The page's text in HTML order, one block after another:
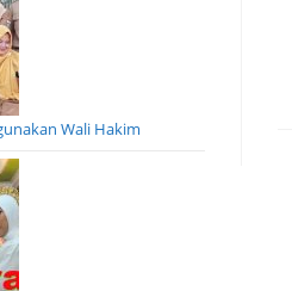
Wali Hakim